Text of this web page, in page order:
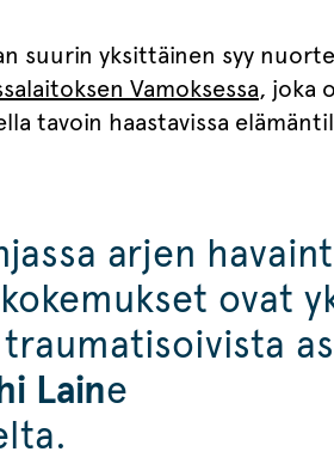
suurin yksittäinen syy
Vamoksessa, joka
tavoin haastavissa
arjen
ovat
Laine